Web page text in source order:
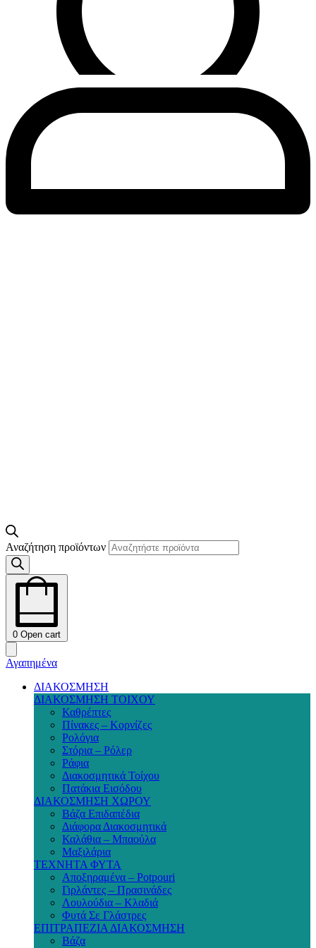
Αναζήτηση προϊόντων
0 Open cart
Αγαπημένα
ΔΙΑΚΟΣΜΗΣΗ
ΔΙΑΚΟΣΜΗΣΗ ΤΟΙΧΟΥ
Καθρέπτες
Πίνακες – Κορνίζες
Ρολόγια
Στόρια – Ρόλερ
Ράφια
Διακοσμητικά Τοίχου
Πατάκια Εισόδου
ΔΙΑΚΟΣΜΗΣΗ ΧΩΡΟΥ
Βάζα Επιδαπέδια
Διάφορα Διακοσμητικά
Καλάθια – Μπαούλα
Μαξιλάρια
ΤΕΧΝΗΤΑ ΦΥΤΑ
Αποξηραμένα – Potpouri
Γιρλάντες – Πρασινάδες
Λουλούδια – Κλαδιά
Φυτά Σε Γλάστρες
ΕΠΙΤΡΑΠΕΖΙΑ ΔΙΑΚΟΣΜΗΣΗ
Βάζα